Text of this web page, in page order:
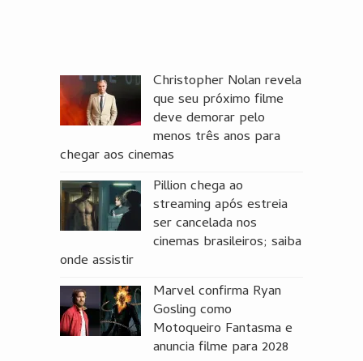
Christopher Nolan revela
que seu próximo filme
deve demorar pelo
menos três anos para
chegar aos cinemas
Pillion chega ao
streaming após estreia
ser cancelada nos
cinemas brasileiros; saiba
onde assistir
Marvel confirma Ryan
Gosling como
Motoqueiro Fantasma e
anuncia filme para 2028